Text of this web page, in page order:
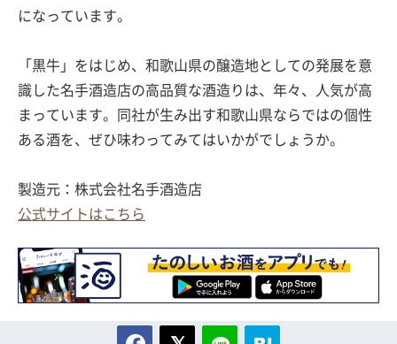
になっています。
「黒牛」をはじめ、和歌山県の醸造地としての発展を意
識した名手酒造店の高品質な酒造りは、年々、人気が高
まっています。同社が生み出す和歌山県ならではの個性
ある酒を、ぜひ味わってみてはいかがでしょうか。
製造元：株式会社名手酒造店
公式サイトはこちら